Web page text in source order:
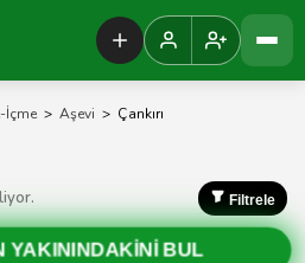
İçme > Aşevi > Çankırı
Filtrele
YAKININDAKİNİ BUL